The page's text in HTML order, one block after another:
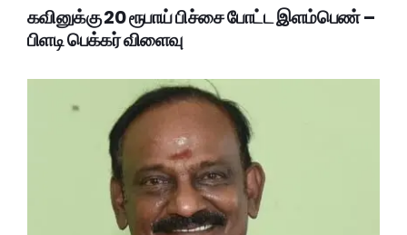
கவினுக்கு 20 ரூபாய் பிச்சை போட்ட இளம்பெண் –
பிளடி பெக்கர் விளைவு